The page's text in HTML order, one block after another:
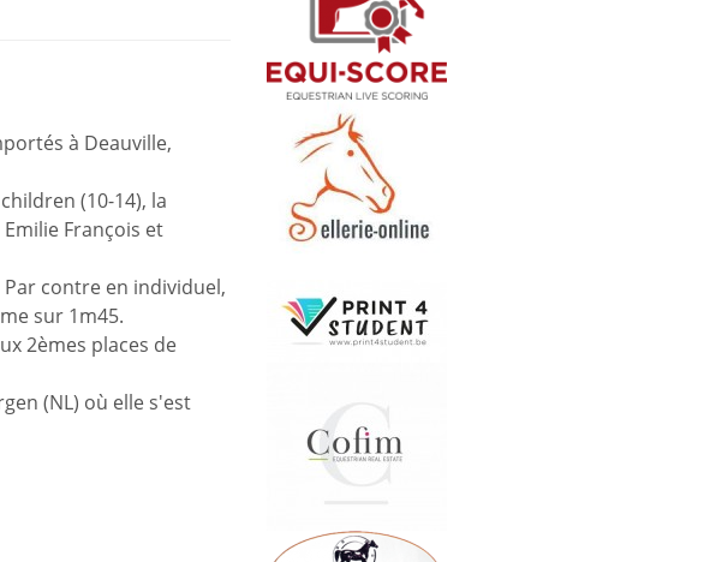
à Deauville,
(10-14), la
François et
Par contre en individuel,
sur 1m45.
2èmes places de
(NL) où elle s'est